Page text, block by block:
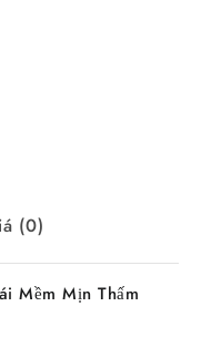
(0)
Mềm Mịn Thấm